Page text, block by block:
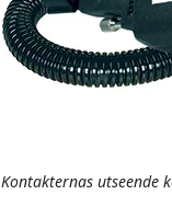
Kontakternas utseende